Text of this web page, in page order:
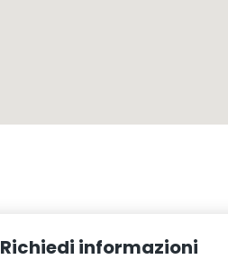
Richiedi informazioni